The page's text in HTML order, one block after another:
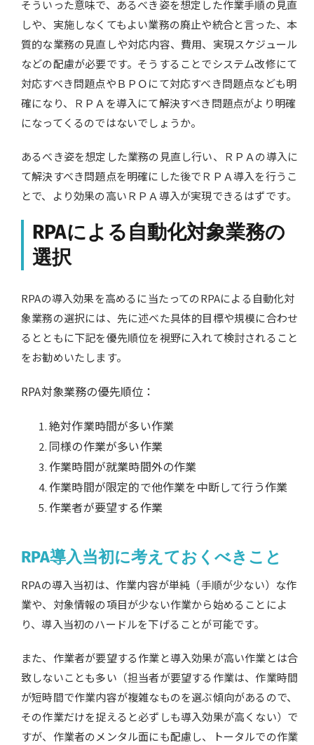
そういった意味で、あるべき姿を想定した作業手順の見直
しや、実施しなくてもよい業務の廃止や統合と言った、本
質的な業務の見直しや対応内容、費用、実現スケジュール
などの配慮が必要です。そうすることでシステム改修にて
対応すべき問題点やＢＰＯにて対応すべき問題点なども明
確になり、ＲＰＡを導入にて解決すべき問題点がより明確
になってくるのではないでしょうか。
あるべき姿を想定した業務の見直し行い、ＲＰＡの導入に
て解決すべき問題点を明確にした後でＲＰＡ導入を行うこ
とで、より効果の高いＲＰＡ導入が実現できるはずです。
RPAによる自動化対象業務の
選択
RPAの導入効果を高めるに当たってのRPAによる自動化対
象業務の選択には、先に述べた具体的目標や規模に合わせ
るとともに下記を優先順位を視野に入れて検討されること
をお勧めいたします。
RPA対象業務の優先順位：
絶対作業時間が多い作業
同様の作業が多い作業
作業時間が就業時間外の作業
作業時間が限定的で他作業を中断して行う作業
作業者が要望する作業
RPA導入当初に考えておくべきこと
RPAの導入当初は、作業内容が単純（手順が少ない）な作
業や、対象情報の項目が少ない作業から始めることによ
り、導入当初のハードルを下げることが可能です。
また、作業者が要望する作業と導入効果が高い作業とは合
致しないことも多い（担当者が要望する作業は、作業時間
が短時間で作業内容が複雑なものを選ぶ傾向があるので、
その作業だけを捉えると必ずしも導入効果が高くない）で
すが、作業者のメンタル面にも配慮し、トータルでの作業